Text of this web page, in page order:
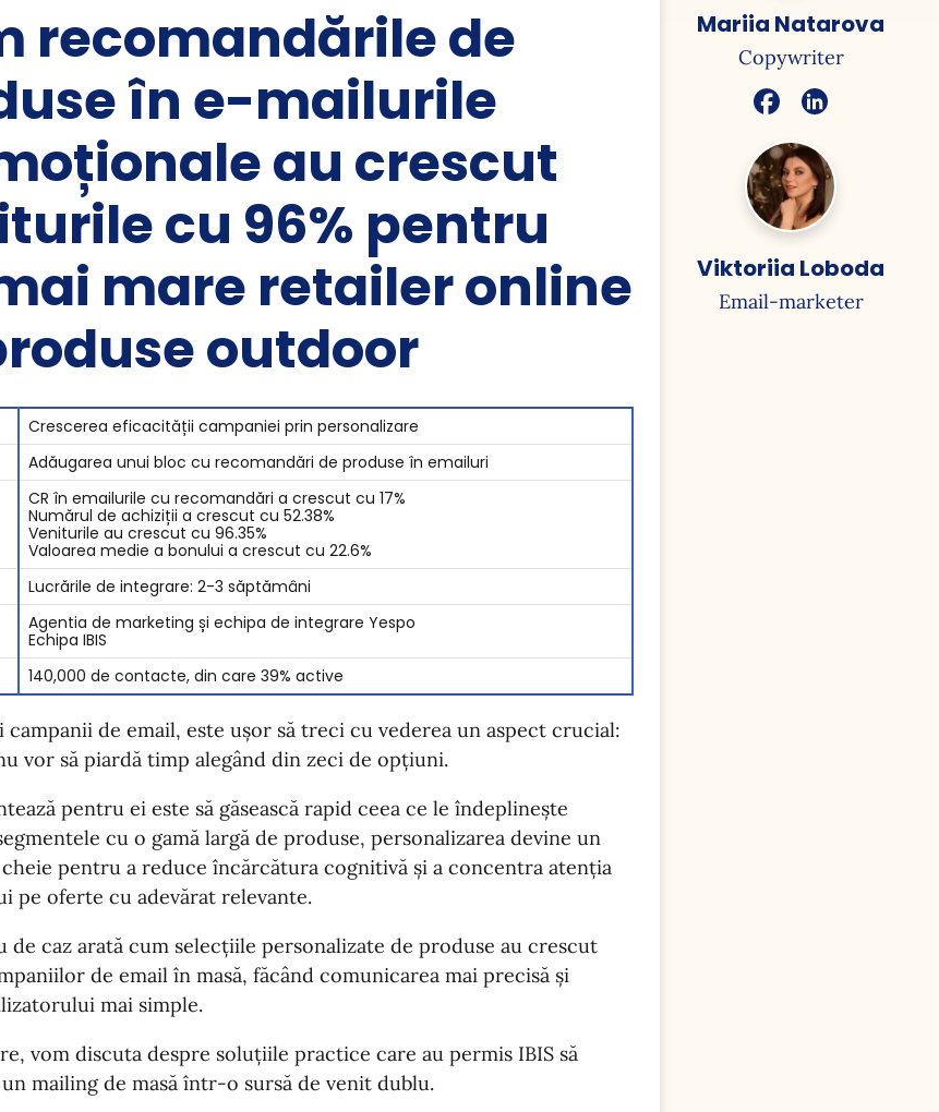
recomandările de
în e-mailurile
au crescut
cu 96% pentru
mare retailer online
outdoor
Crescerea eficacității campaniei prin personalizare
Adăugarea unui bloc cu recomandări de produse în emailuri
CR în emailurile cu recomandări a crescut cu 17%
Numărul de achiziții a crescut cu 52.38%
Veniturile au crescut cu 96.35%
Valoarea medie a bonului a crescut cu 22.6%
Lucrările de integrare: 2-3 săptămâni
Agentia de marketing și echipa de integrare Yespo
Echipa IBIS
140,000 de contacte, din care 39% active
campanii de email, este ușor să treci cu vederea un aspect crucial:
vor să piardă timp alegând din zeci de opțiuni.
pentru ei este să găsească rapid ceea ce le îndeplinește
cu o gamă largă de produse, personalizarea devine un
pentru a reduce încărcătura cognitivă și a concentra atenția
pe oferte cu adevărat relevante.
de caz arată cum selecțiile personalizate de produse au crescut
de email în masă, făcând comunicarea mai precisă și
mai simple.
vom discuta despre soluțiile practice care au permis IBIS să
mailing de masă într-o sursă de venit dublu.
Mariia Natarova
Copywriter
Viktoriia Loboda
Email-marketer